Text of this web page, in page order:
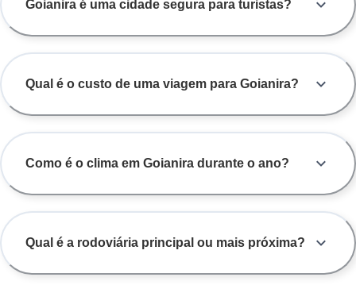
Goianira é uma cidade segura para turistas?
Qual é o custo de uma viagem para Goianira?
Como é o clima em Goianira durante o ano?
Qual é a rodoviária principal ou mais próxima?